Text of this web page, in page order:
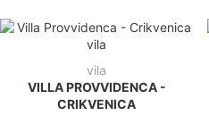
vila
VILLA PROVVIDENCA -
CRIKVENICA